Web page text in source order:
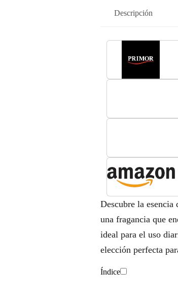
Descripción
Descubre la
una fragancia que
ideal para el uso
elección perfecta
Índice